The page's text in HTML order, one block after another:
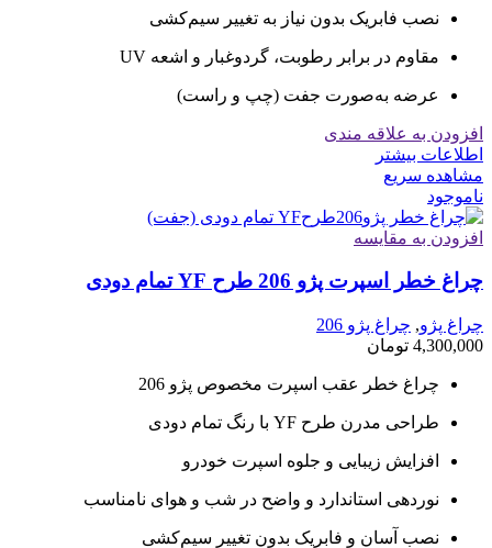
نصب فابریک بدون نیاز به تغییر سیم‌کشی
مقاوم در برابر رطوبت، گردوغبار و اشعه UV
عرضه به‌صورت جفت (چپ و راست)
افزودن به علاقه مندی
اطلاعات بیشتر
مشاهده سریع
ناموجود
افزودن به مقایسه
چراغ خطر اسپرت پژو 206 طرح YF تمام دودی
چراغ پژو, چراغ پژو 206
4,300,000 تومان
چراغ خطر عقب اسپرت مخصوص پژو 206
طراحی مدرن طرح YF با رنگ تمام دودی
افزایش زیبایی و جلوه اسپرت خودرو
نوردهی استاندارد و واضح در شب و هوای نامناسب
نصب آسان و فابریک بدون تغییر سیم‌کشی